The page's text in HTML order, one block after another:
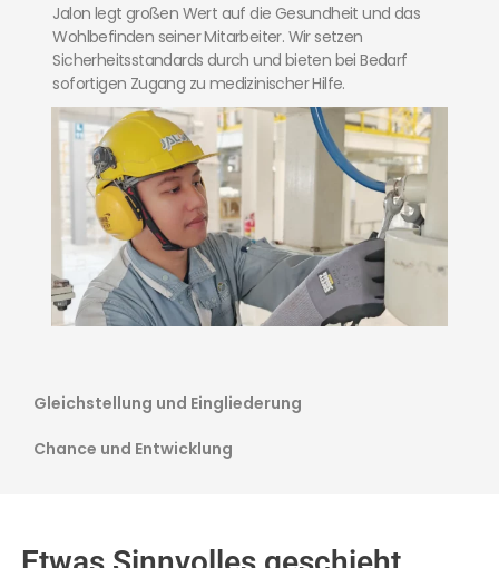
Jalon legt großen Wert auf die Gesundheit und das
Wohlbefinden seiner Mitarbeiter. Wir setzen
Sicherheitsstandards durch und bieten bei Bedarf
sofortigen Zugang zu medizinischer Hilfe.
Gleichstellung und Eingliederung
Chance und Entwicklung